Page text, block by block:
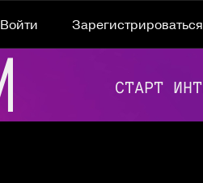
Войти
Зарегистрироваться